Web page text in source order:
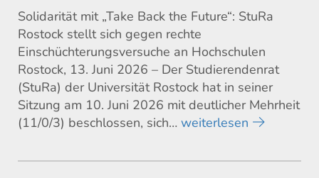
Solidarität mit „Take Back the Future“: StuRa
Rostock stellt sich gegen rechte
Einschüchterungsversuche an Hochschulen
Rostock, 13. Juni 2026 – Der Studierendenrat
(StuRa) der Universität Rostock hat in seiner
Sitzung am 10. Juni 2026 mit deutlicher Mehrheit
(11/0/3) beschlossen, sich… weiterlesen